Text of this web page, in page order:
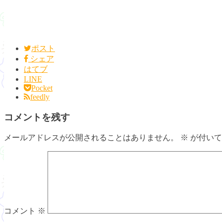
ポスト
シェア
はてブ
LINE
Pocket
feedly
コメントを残す
メールアドレスが公開されることはありません。 ※ が付い
コメント ※